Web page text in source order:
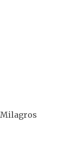
Milagros